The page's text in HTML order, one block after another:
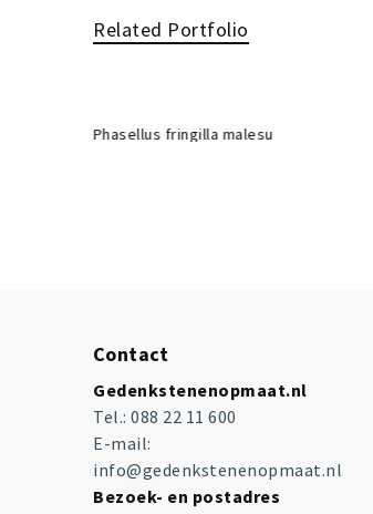
Related Portfolio
Phasellus fringilla malesu
Contact
Gedenkstenenopmaat.nl
Tel.: 088 22 11 600
E-mail:
info@gedenkstenenopmaat.nl
Bezoek- en postadres